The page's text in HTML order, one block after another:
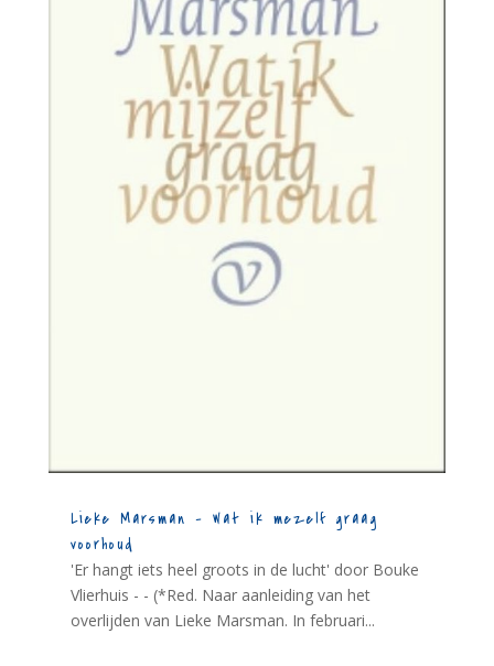
Lieke Marsman – Wat ik mezelf graag
voorhoud
'Er hangt iets heel groots in de lucht' door Bouke
Vlierhuis - - (*Red. Naar aanleiding van het
overlijden van Lieke Marsman. In februari...